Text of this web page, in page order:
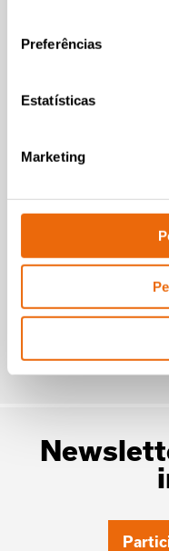
Preferências
Estatísticas
Marketing
VÍDEOS
Fantastic
with
Leia a matéria
Ir